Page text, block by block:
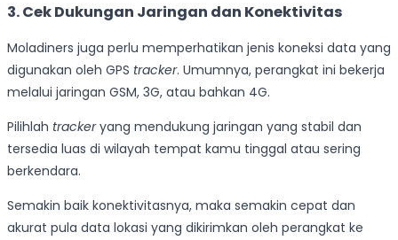
3. Cek Dukungan Jaringan dan Konektivitas
Moladiners juga perlu memperhatikan jenis koneksi data yang
digunakan oleh GPS tracker. Umumnya, perangkat ini bekerja
melalui jaringan GSM, 3G, atau bahkan 4G.
Pilihlah trackeryang mendukung jaringan yang stabil dan
tersedia luas di wilayah tempat kamu tinggal atau sering
berkendara.
Semakin baik konektivitasnya, maka semakin cepat dan
akurat pula data lokasi yang dikirimkan oleh perangkat ke